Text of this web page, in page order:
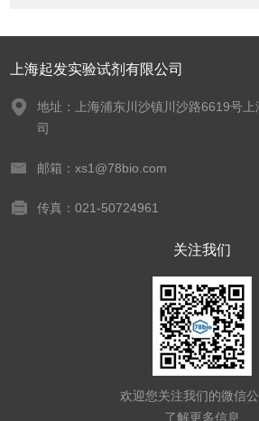
上海起发实验试剂有限公司
地址：上海浦东川沙镇川沙路6619号
司
邮箱：xs1@78bio.com
传真：021-50724961
关注我们
欢迎您关注我们的微信
了解更多信息